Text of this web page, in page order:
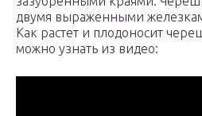
двумя выраженными
Как растет и плодоносит
можно узнать из видео: